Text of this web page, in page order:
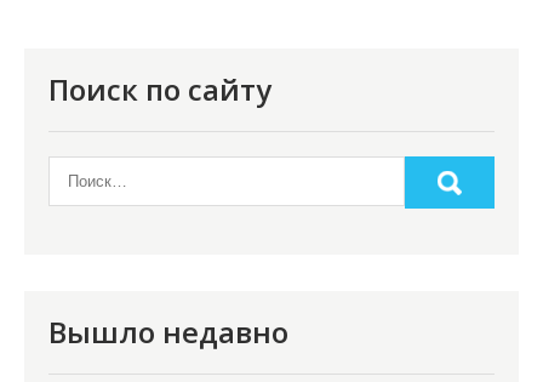
Поиск по сайту
Вышло недавно